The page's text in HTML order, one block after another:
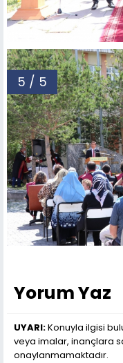
5 / 5
Yorum Yaz
UYARI:Konuyla ilgisi
veya imalar, inançlara
onaylanmamaktadır.